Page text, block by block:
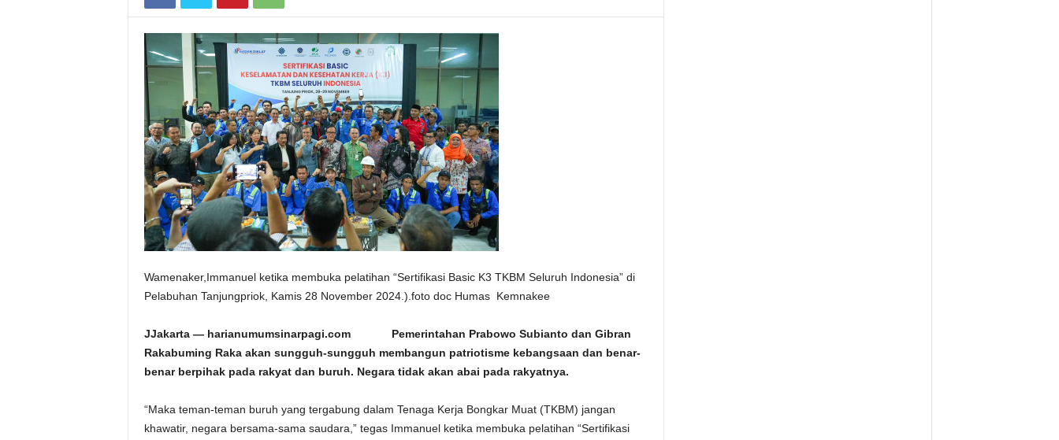
Wamenaker,Immanuel ketika membuka pelatihan “Sertifikasi Basic K3 TKBM Seluruh Indonesia” di
Pelabuhan Tanjungpriok, Kamis 28 November 2024.).foto doc Humas Kemnakee
JJakarta — harianumumsinarpagi.com Pemerintahan Prabowo Subianto dan Gibran
Rakabuming Raka akan sungguh-sungguh membangun patriotisme kebangsaan dan benar-
benar berpihak pada rakyat dan buruh. Negara tidak akan abai pada rakyatnya.
“Maka teman-teman buruh yang tergabung dalam Tenaga Kerja Bongkar Muat (TKBM) jangan
khawatir, negara bersama-sama saudara,” tegas Immanuel ketika membuka pelatihan “Sertifikasi